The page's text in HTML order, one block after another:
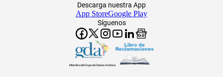
Síguenos
Descarga nuestra App
App StoreGoogle Play
Miembro del Grupo de Diarios América